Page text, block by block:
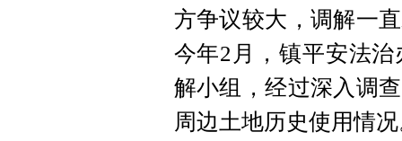
方争议较大，调解一
今年2月，镇平安法
解小组，经过深入调
周边土地历史使用情